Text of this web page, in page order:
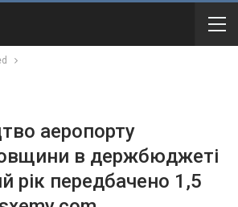
аеропорту
в держбюджеті
рік передбачено 1,5